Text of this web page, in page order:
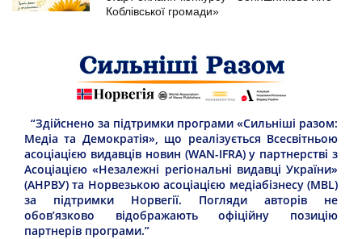
Коблівської громади»
“Здійснено за підтримки програми «Сильніші разом:
Медіа та Демократія», що реалізується Всесвітньою
асоціацією видавців новин (WAN-IFRA) у партнерстві з
Асоціацією «Незалежні регіональні видавці України»
(АНРВУ) та Норвезькою асоціацією медіабізнесу (MBL)
за підтримки Норвегії. Погляди авторів не
обов’язково відображають офіційну позицію
партнерів програми.”